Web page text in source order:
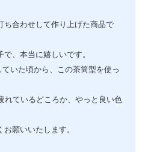
ち合わせして作り上げた商品で
、本当に嬉しいです。
いた頃から、この茶筒型を使っ
れているどころか、やっと良い色
願いいたします。